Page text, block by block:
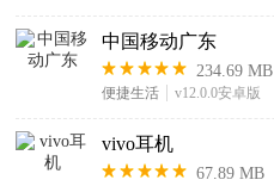
中国移动广东
234.69 MB
便捷生活 v12.0.0安卓版
vivo耳机
67.89 MB